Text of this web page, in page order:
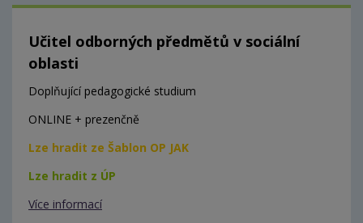
Učitel odborných předmětů v sociální
oblasti
Doplňující pedagogické studium
ONLINE + prezenčně
Lze hradit ze Šablon OP JAK
Lze hradit z ÚP
Více informací